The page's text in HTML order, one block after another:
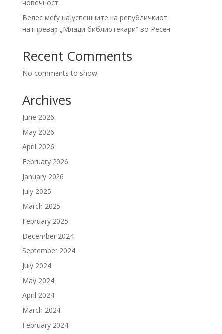
човечност
Велес меѓу најуспешните на републичкиот
натпревар „Млади библиотекари“ во Ресен
Recent Comments
No comments to show.
Archives
June 2026
May 2026
April 2026
February 2026
January 2026
July 2025
March 2025
February 2025
December 2024
September 2024
July 2024
May 2024
April 2024
March 2024
February 2024